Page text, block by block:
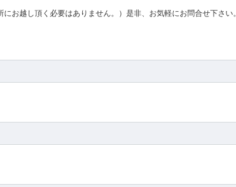
お越し頂く必要はありません。）是非、お気軽にお問合せ下さい。